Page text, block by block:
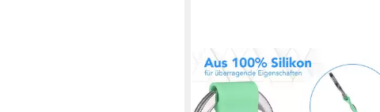
EAZY CASE
Schlüsselanhänger Anhänger
kompatibel mit Apple AirTag,